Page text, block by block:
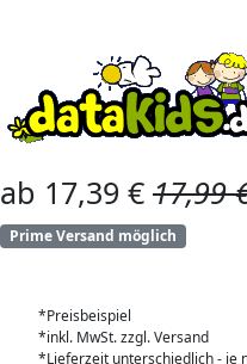
ab 17,39 € 17,99
Prime Versand möglich
*Preisbeispiel
*inkl. MwSt. zzgl. Versand
*Lieferzeit unterschiedlich - je